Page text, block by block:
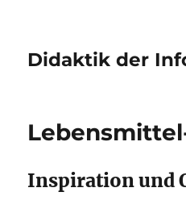
Didaktik der
Inspiration und